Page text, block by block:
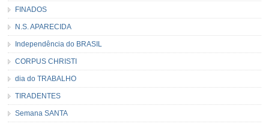
FINADOS
N.S. APARECIDA
Independência do BRASIL
CORPUS CHRISTI
dia do TRABALHO
TIRADENTES
Semana SANTA